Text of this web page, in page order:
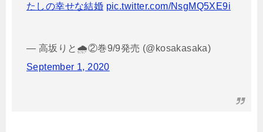
たしの幸せな結婚 pic.twitter.com/NsgMQ5XE9i
— 高坂りと🌧②巻9/9発売 (@kosakasaka)
September 1, 2020